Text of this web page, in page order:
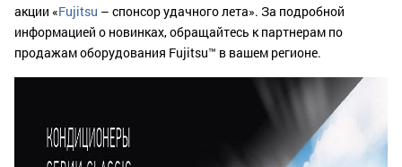
акции «Fujitsu – спонсор удачного лета». За подробной
информацией о новинках, обращайтесь к партнерам по
продажам оборудования Fujitsu™ в вашем регионе.